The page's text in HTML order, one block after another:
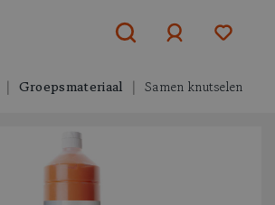
ofaanmelden
Groepsmateriaal Samen knutselen